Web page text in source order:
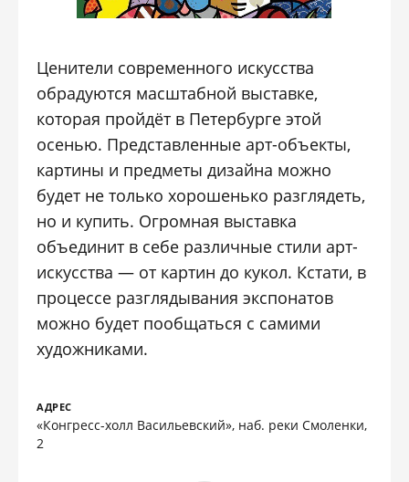
Ценители современного искусства
обрадуются масштабной выставке,
которая пройдёт в Петербурге этой
осенью. Представленные арт-объекты,
картины и предметы дизайна можно
будет не только хорошенько разглядеть,
но и купить. Огромная выставка
объединит в себе различные стили арт-
искусства — от картин до кукол. Кстати, в
процессе разглядывания экспонатов
можно будет пообщаться с самими
художниками.
АДРЕС
«Конгресс-холл Васильевский», наб. реки Смоленки,
2